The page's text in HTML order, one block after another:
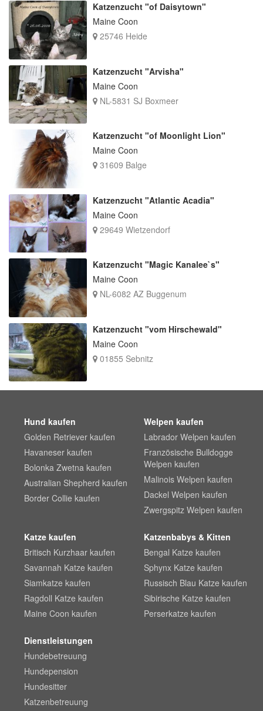
Katzenzucht "of Daisytown"
Maine Coon
25746 Heide
Katzenzucht "Arvisha"
Maine Coon
NL-5831 SJ Boxmeer
Katzenzucht "of Moonlight Lion"
Maine Coon
31609 Balge
Katzenzucht "Atlantic Acadia"
Maine Coon
29649 Wietzendorf
Katzenzucht "Magic Kanalee`s"
Maine Coon
NL-6082 AZ Buggenum
Katzenzucht "vom Hirschewald"
Maine Coon
01855 Sebnitz
Hund kaufen
Golden Retriever kaufen
Havaneser kaufen
Bolonka Zwetna kaufen
Australian Shepherd kaufen
Border Collie kaufen
Welpen kaufen
Labrador Welpen kaufen
Französische Bulldogge
Welpen kaufen
Malinois Welpen kaufen
Dackel Welpen kaufen
Zwergspitz Welpen kaufen
Katze kaufen
Britisch Kurzhaar kaufen
Savannah Katze kaufen
Siamkatze kaufen
Ragdoll Katze kaufen
Maine Coon kaufen
Katzenbabys & Kitten
Bengal Katze kaufen
Sphynx Katze kaufen
Russisch Blau Katze kaufen
Sibirische Katze kaufen
Perserkatze kaufen
Dienstleistungen
Hundebetreuung
Hundepension
Hundesitter
Katzenbetreuung